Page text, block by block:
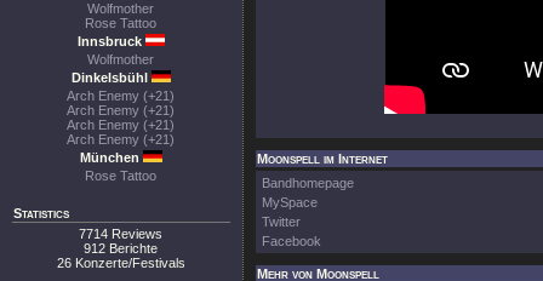
Wolfmother
Rose Tattoo
Innsbruck
Wolfmother
Dinkelsbühl
Arch Enemy (+21)
Arch Enemy (+21)
Arch Enemy (+21)
Arch Enemy (+21)
München
Rose Tattoo
Statistics
7714 Reviews
912 Berichte
26 Konzerte/Festivals
Moonspell im Internet
Bandhomepage
MySpace
Twitter
Facebook
Mehr von Moonspell